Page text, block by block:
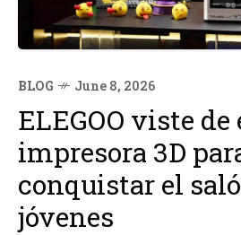
BLOG June 8, 2026
ELEGOO viste
impresora 3D
conquistar el
jóvenes